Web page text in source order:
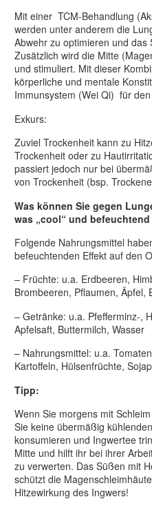
Mit einer TCM-Behandlung
werden unter anderem die
Abwehr zu optimieren und das
Zusätzlich wird die Mitte
und stimuliert. Mit dieser
körperliche und mentale
Immunsystem (Wei Qi) für
Exkurs:
Zuviel Trockenheit kann zu
Trockenheit oder zu
passiert jedoch nur bei
von Trockenheit (bsp.
Was können Sie gegen
was „cool“ und
Folgende Nahrungsmittel
befeuchtenden Effekt auf den
– Früchte: u.a. Erdbeeren,
Brombeeren, Pflaumen, Äpfel,
– Getränke: u.a. Pfefferminz-,
Apfelsaft, Buttermilch, Wasser
– Nahrungsmittel: u.a.
Kartoffeln, Hülsenfrüchte,
Tipp:
Wenn Sie morgens mit
Sie keine übermäßig
konsumieren und Ingwertee
Mitte und hilft ihr bei ihrer
zu verwerten. Das Süßen mit
schützt die
Hitzewirkung des Ingwers!